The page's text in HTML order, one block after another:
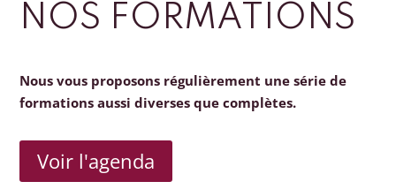
NOS FORMATIONS
Nous vous proposons régulièrement une série de
formations aussi diverses que complètes.
Voir l'agenda